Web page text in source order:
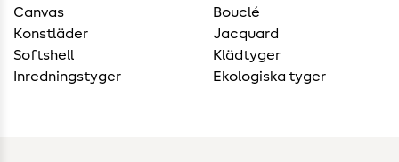
Canvas
Konstläder
Softshell
Inredningstyger
Bouclé
Jacquard
Klädtyger
Ekologiska tyger